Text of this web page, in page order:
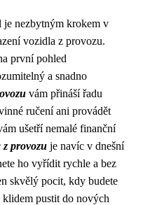
je nezbytným krokem v
vozidla z provozu.
první pohled
a snadno
vám přináší řadu
ručení ani provádět
ušetří nemalé finanční
z provozu je navíc v dnešní
ho vyřídit rychle a bez
skvělý pocit, kdy budete
klidem pustit do nových